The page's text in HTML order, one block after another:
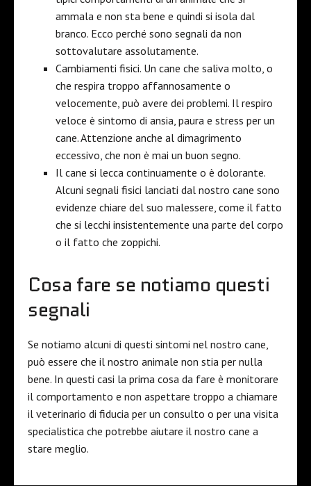
ammala e non sta bene e quindi si isola dal
branco. Ecco perché sono segnali da non
sottovalutare assolutamente.
Cambiamenti fisici. Un cane che saliva molto, o
che respira troppo affannosamente o
velocemente, può avere dei problemi. Il respiro
veloce è sintomo di ansia, paura e stress per un
cane. Attenzione anche al dimagrimento
eccessivo, che non è mai un buon segno.
Il cane si lecca continuamente o è dolorante.
Alcuni segnali fisici lanciati dal nostro cane sono
evidenze chiare del suo malessere, come il fatto
che si lecchi insistentemente una parte del corpo
o il fatto che zoppichi.
Cosa fare se notiamo questi
segnali
Se notiamo alcuni di questi sintomi nel nostro cane,
può essere che il nostro animale non stia per nulla
bene. In questi casi la prima cosa da fare è monitorare
il comportamento e non aspettare troppo a chiamare
il veterinario di fiducia per un consulto o per una visita
specialistica che potrebbe aiutare il nostro cane a
stare meglio.